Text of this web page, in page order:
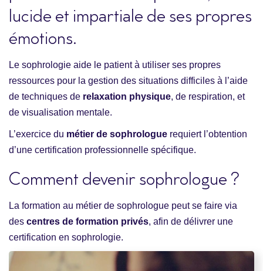
lucide et impartiale de ses propres
émotions.
Le sophrologie aide le patient à utiliser ses propres
ressources pour la gestion des situations difficiles à l’aide
de techniques de relaxation physique, de respiration, et
de visualisation mentale.
L’exercice du métier de sophrologue requiert l’obtention
d’une certification professionnelle spécifique.
Comment devenir sophrologue ?
La formation au métier de sophrologue peut se faire via
des centres de formation privés, afin de délivrer une
certification en sophrologie.